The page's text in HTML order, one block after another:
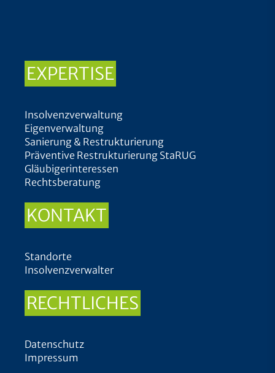
EXPERTISE
Insolvenzverwaltung
Eigenverwaltung
Sanierung & Restrukturierung
Präventive Restrukturierung StaRUG
Gläubigerinteressen
Rechtsberatung
KONTAKT
Standorte
Insolvenzverwalter
RECHTLICHES
Datenschutz
Impressum